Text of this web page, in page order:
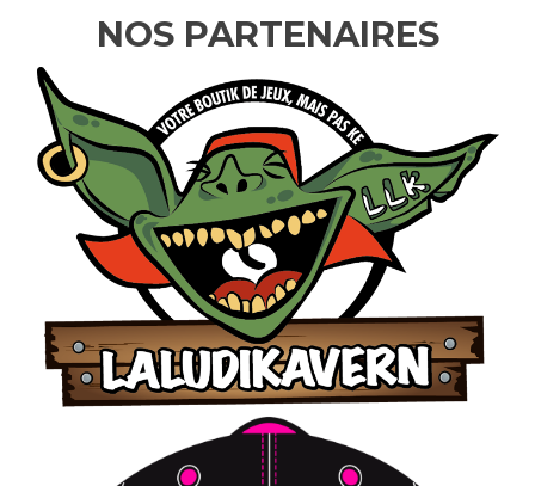
NOS PARTENAIRES